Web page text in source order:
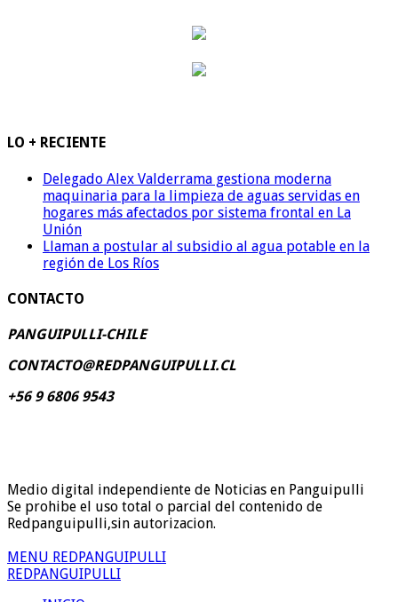
LO + RECIENTE
Delegado Alex Valderrama gestiona moderna
maquinaria para la limpieza de aguas servidas en
hogares más afectados por sistema frontal en La
Unión
Llaman a postular al subsidio al agua potable en la
región de Los Ríos
CONTACTO
PANGUIPULLI-CHILE
CONTACTO@REDPANGUIPULLI.CL
+56 9 6806 9543
Medio digital independiente de Noticias en Panguipulli
Se prohibe el uso total o parcial del contenido de
Redpanguipulli,sin autorizacion.
MENU REDPANGUIPULLI
REDPANGUIPULLI